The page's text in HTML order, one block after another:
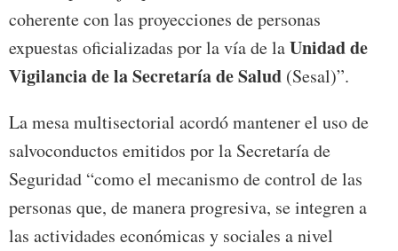
coherente con las proyecciones de personas
expuestas oficializadas por la vía de laUnidad de
Vigilancia de la Secretaría de Salud (Sesal)”.
La mesa multisectorial acordó mantener el uso de
salvoconductos emitidos por la Secretaría de
Seguridad “como el mecanismo de control de las
personas que, de manera progresiva, se integren a
las actividades económicas y sociales a nivel